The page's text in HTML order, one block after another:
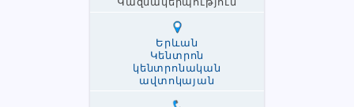
Երևան
Կենտրոն
կենտրոնական
ավտոկայան